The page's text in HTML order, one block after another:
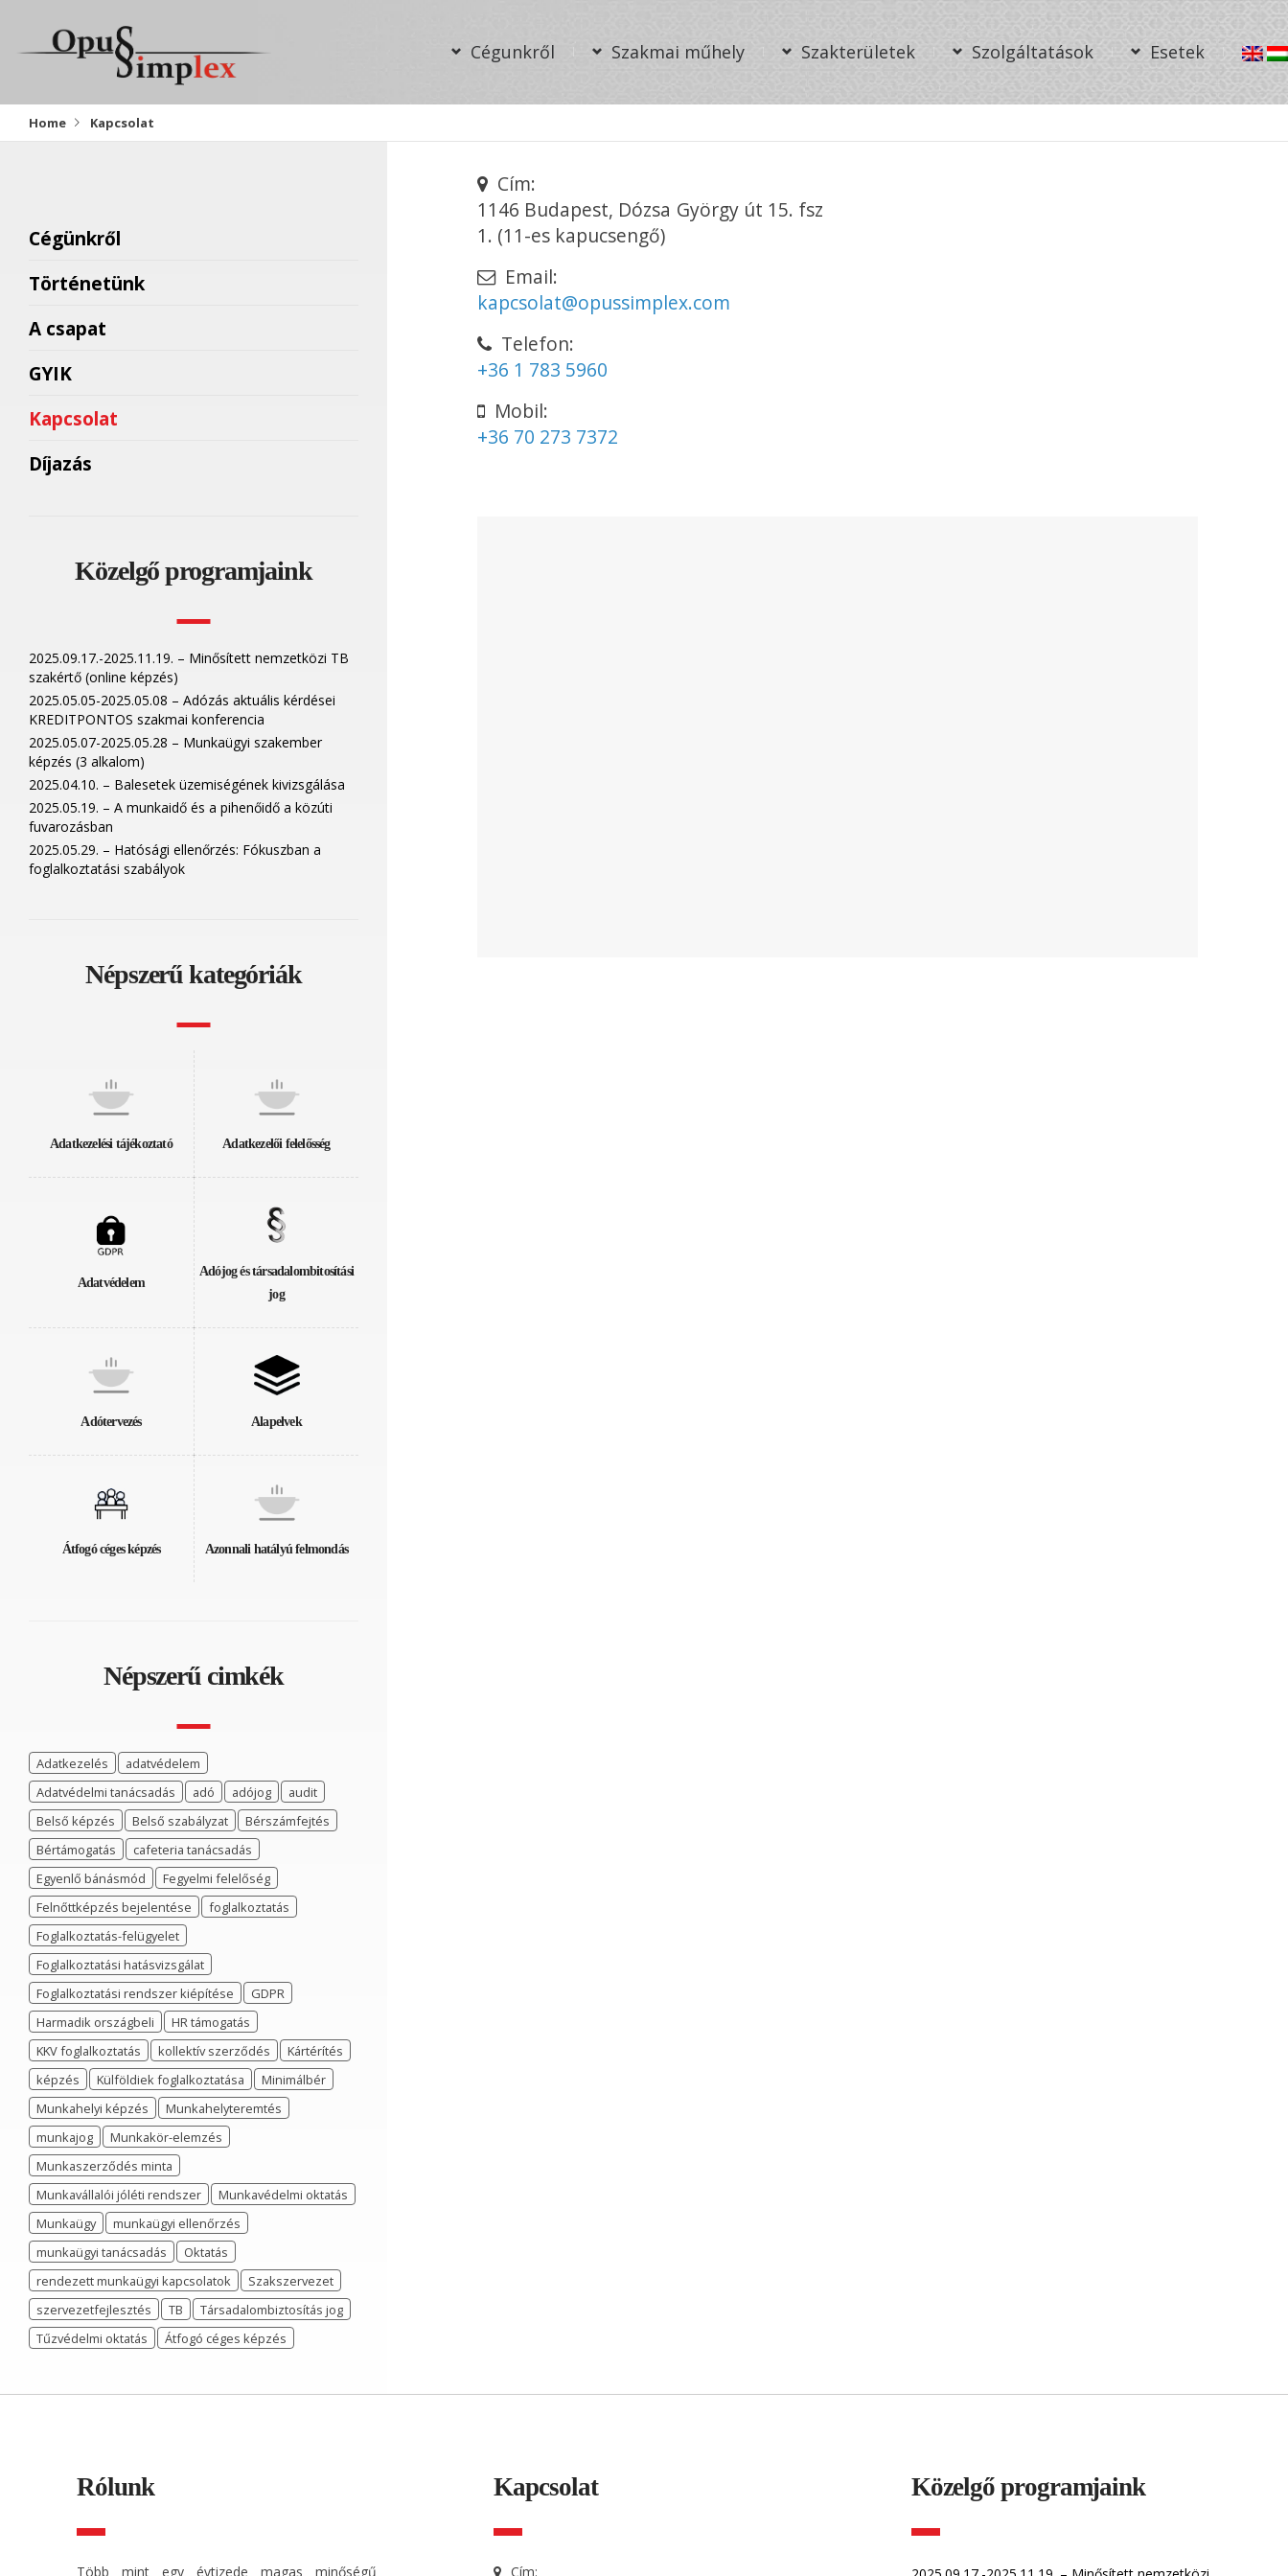
Cégunkről Szakmai műhely Szakterületek Szolgáltatások Esetek
Home Kapcsolat
Cégünkről
Történetünk
A csapat
GYIK
Kapcsolat
Díjazás
Közelgő programjaink
2025.09.17.-2025.11.19. – Minősített nemzetközi TB
szakértő (online képzés)
2025.05.05-2025.05.08 – Adózás aktuális kérdései
KREDITPONTOS szakmai konferencia
2025.05.07-2025.05.28 – Munkaügyi szakember
képzés (3 alkalom)
2025.04.10. – Balesetek üzemiségének kivizsgálása
2025.05.19. – A munkaidő és a pihenőidő a közúti
fuvarozásban
2025.05.29. – Hatósági ellenőrzés: Fókuszban a
foglalkoztatási szabályok
Népszerű kategóriák
Adatkezelési tájékoztató Adatkezelői felelősség
Adatvédelem
Adójog és társadalombitosítási
jog
Adótervezés Alapelvek
Átfogó céges képzés Azonnali hatályú felmondás
Népszerű cimkék
Adatkezelés
adatvédelem
Adatvédelmi tanácsadás
adó adójog
audit
Belső képzés
Belső szabályzat
Bérszámfejtés
Bértámogatás
cafeteria tanácsadás
Egyenlő bánásmód
Fegyelmi felelőség
Felnőttképzés bejelentése
foglalkoztatás
Foglalkoztatás-felügyelet
Foglalkoztatási hatásvizsgálat
Foglalkoztatási rendszer kiépítése
GDPR
Harmadik országbeli
HR támogatás
KKV foglalkoztatás
kollektív szerződés
Kártérítés
képzés
Külföldiek foglalkoztatása
Minimálbér
Munkahelyi képzés
Munkahelyteremtés
munkajog
Munkakör-elemzés
Munkaszerződés minta
Munkavállalói jóléti rendszer
Munkavédelmi oktatás
Munkaügy
munkaügyi ellenőrzés
munkaügyi tanácsadás
Oktatás
rendezett munkaügyi kapcsolatok
Szakszervezet
szervezetfejlesztés
TB
Társadalombiztosítás jog
Tűzvédelmi oktatás
Átfogó céges képzés
Cím:
1146 Budapest, Dózsa György út 15. fsz
1. (11-es kapucsengő)
Email:
kapcsolat@opussimplex.com
Telefon:
+36 1 783 5960
Mobil:
+36 70 273 7372
Rólunk
Több mint egy évtizede magas minőségű
Kapcsolat
Cím:
Közelgő programjaink